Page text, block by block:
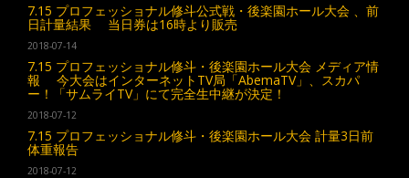
7.15 プロフェッショナル修斗公式戦・後楽園ホール大会 、前
日計量結果 当日券は16時より販売
2018-07-14
7.15 プロフェッショナル修斗・後楽園ホール大会 メディア情
報 今大会はインターネットTV局「AbemaTV」、スカパ
ー！「サムライTV」にて完全生中継が決定！
2018-07-12
7.15 プロフェッショナル修斗・後楽園ホール大会 計量3日前
体重報告
2018-07-12